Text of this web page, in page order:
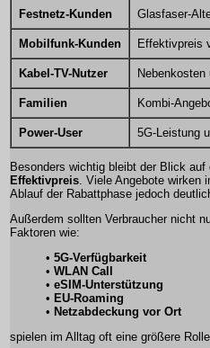
Festnetz-Kunden Glasfaser-
Mobilfunk-Kunden Effektivpreis
Kabel-TV-Nutzer
Familien Kombi-
Power-User 5G-Leistung
Besonders wichtig bleibt der Blick auf
Effektivpreis . Viele Angebote
Ablauf der Rabattphase jedoch
Außerdem sollten Verbraucher nicht
Faktoren wie:
• 5G-Verfügbarkeit
• WLAN Call
• eSIM-Unterstützung
• EU-Roaming
• Netzabdeckung vor Ort
spielen im Alltag oft eine größere